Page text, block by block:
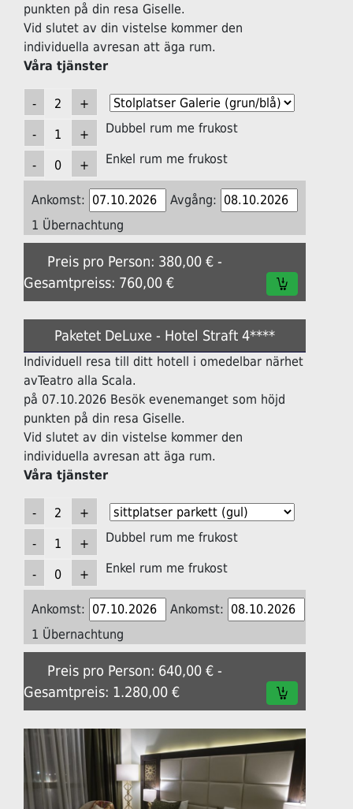
punkten på din resa Giselle.
Vid slutet av din vistelse kommer den
individuella avresan att äga rum.
Våra tjänster
Dubbel rum me frukost
Enkel rum me frukost
Ankomst:
Avgång:
1 Übernachtung
Preis pro Person: 380,00 € -
Gesamtpreiss: 760,00 €
Paketet DeLuxe - Hotel Straft 4****
Individuell resa till ditt hotell i omedelbar närhet
avTeatro alla Scala.
på 07.10.2026 Besök evenemanget som höjd
punkten på din resa Giselle.
Vid slutet av din vistelse kommer den
individuella avresan att äga rum.
Våra tjänster
Dubbel rum me frukost
Enkel rum me frukost
Ankomst:
Ankomst:
1 Übernachtung
Preis pro Person: 640,00 € -
Gesamtpreis: 1.280,00 €